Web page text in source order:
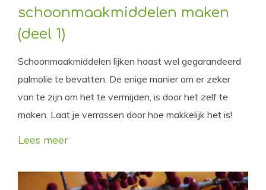
schoonmaakmiddelen maken
(deel 1)
Schoonmaakmiddelen lijken haast wel gegarandeerd
palmolie te bevatten. De enige manier om er zeker
van te zijn om het te vermijden, is door het zelf te
maken. Laat je verrassen door hoe makkelijk het is!
Lees meer